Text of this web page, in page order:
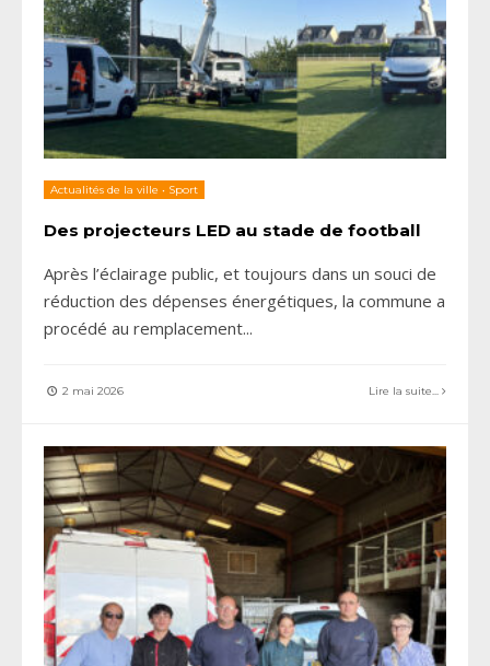
Actualités de la ville • Sport
Des projecteurs LED au stade de football
Après l’éclairage public, et toujours dans un souci de
réduction des dépenses énergétiques, la commune a
procédé au remplacement...
2 mai 2026 Lire la suite...